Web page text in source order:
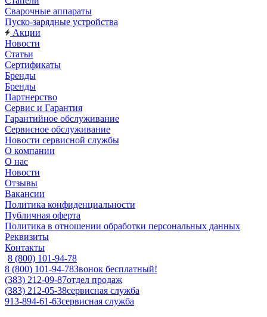
Сварочные аппараты
Пуско-зарядные устройства
Акции
Новости
Статьи
Сертификаты
Бренды
Бренды
Партнерство
Сервис и Гарантия
Гарантийное обслуживание
Сервисное обслуживание
Новости сервисной службы
О компании
О нас
Новости
Отзывы
Вакансии
Политика конфиденциальности
Публичная оферта
Политика в отношении обработки персональных данных
Реквизиты
Контакты
8 (800) 101-94-78
8 (800) 101-94-78Звонок бесплатный!
(383) 212-09-87отдел продаж
(383) 212-05-38сервисная служба
913-894-61-63сервисная служба